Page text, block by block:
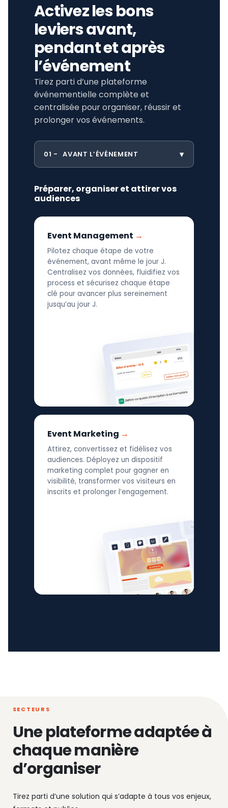
Activez les bons
leviers avant,
pendant et après
l’événement
Tirez parti d’une plateforme
événementielle complète et
centralisée pour organiser, réussir et
prolonger vos événements.
01 AVANT L’ÉVÉNEMENT
Préparer, organiser et attirer vos
audiences
Event Management
Pilotez chaque étape de votre
événement, avant même le jour J.
Centralisez vos données, fluidifiez vos
process et sécurisez chaque étape
clé pour avancer plus sereinement
jusqu’au jour J.
Event Marketing
Attirez, convertissez et fidélisez vos
audiences. Déployez un dispositif
marketing complet pour gagner en
visibilité, transformer vos visiteurs en
inscrits et prolonger l’engagement.
SECTEURS
Une plateforme adaptée à
chaque manière
d’organiser
Tirez parti d’une solution qui s’adapte à tous vos enjeux,